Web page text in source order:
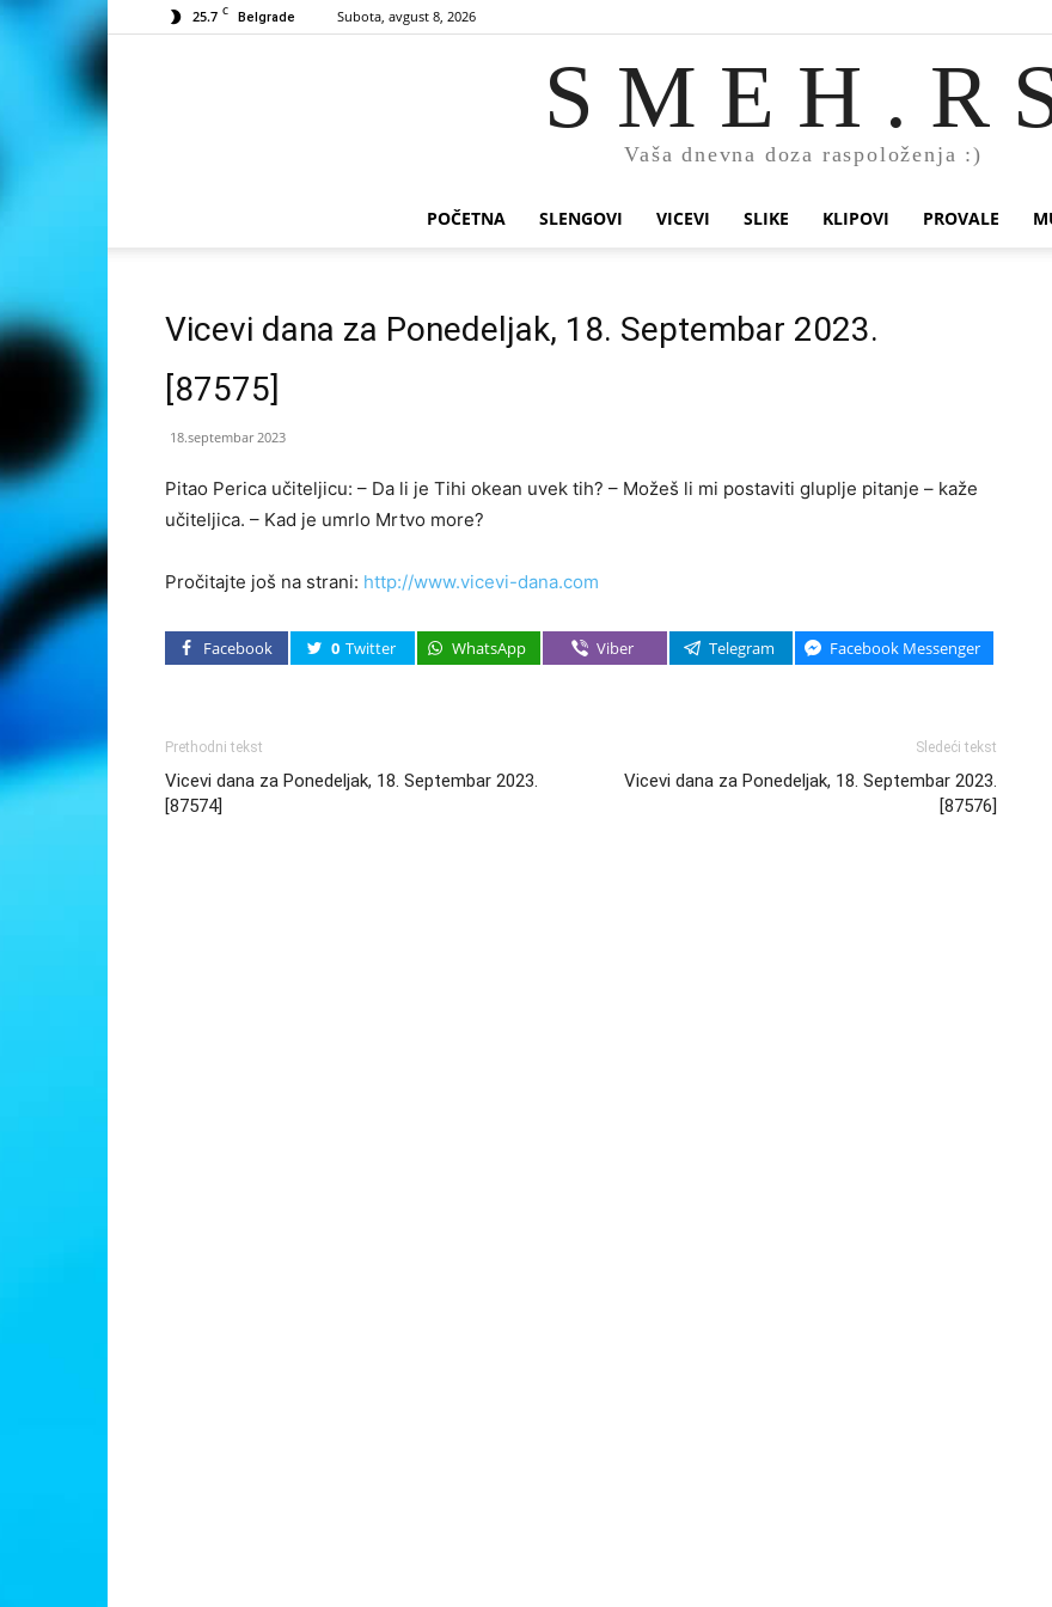
25.7 C Belgrade Subota, avgust 8, 2026
S M E H . R
Vaša dnevna doza raspoloženja :)
POČETNA SLENGOVI VICEVI SLIKE KLIPOVI PROVALE
Vicevi dana za Ponedeljak, 18. Septembar 2023.
[87575]
18.septembar 2023
Pi­tao Pe­ri­ca uči­te­lji­cu: – Da li je Ti­hi okean uvek tih? – Mo­žeš li mi pos­ta­vi­ti glu­plje pi­ta­nje – ka­že
uči­te­lji­ca. – Kad je umr­lo Mr­tvo mo­re?
Pročitajte još na strani: http://www.vicevi-dana.com
Facebook 0 Twitter WhatsApp Viber Telegram Facebook Messenger
Prethodni tekst
Vicevi dana za Ponedeljak, 18. Septembar 2023.
[87574]
Sledeći tekst
Vicevi dana za Ponedeljak, 18. Septembar 2023.
[87576]